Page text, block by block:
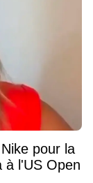
pour la
à l'US Open